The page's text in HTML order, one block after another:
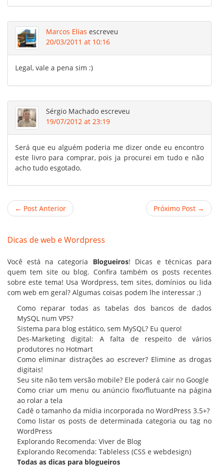
Marcos Elias escreveu
20/03/2011 at 10:16
Legal, vale a pena sim :)
Sérgio Machado escreveu
19/07/2012 at 23:19
Será que eu alguém poderia me dizer onde eu encontro
este livro para comprar, pois ja procurei em tudo e não
acho tudo esgotado.
← Post Anterior Próximo Post →
Dicas de web e Wordpress
Você está na categoria Blogueiros! Dicas e técnicas para
quem tem site ou blog. Confira também os posts recentes
sobre este tema! Usa Wordpress, tem sites,domínios ou lida
com web em geral? Algumas coisas podem lhe interessar ;)
Como reparar todas as tabelas dos bancos de dados
MySQL num VPS?
Sistema para blog estático, sem MySQL? Eu quero!
Des-Marketing digital: A falta de respeito de vários
produtores no Hotmart
Como eliminar distrações ao escrever? Elimine as drogas
digitais!
Seu site não tem versão mobile? Ele poderá cair no Google
Como criar um menu ou anúncio fixo/flutuante na página
ao rolar a tela
Cadê o tamanho da mídia incorporada no WordPress 3.5+?
Como listar os posts de determinada categoria ou tag no
WordPress
Explorando Recomenda: Viver de Blog
Explorando Recomenda: Tableless (CSS e webdesign)
Todas as dicas para blogueiros